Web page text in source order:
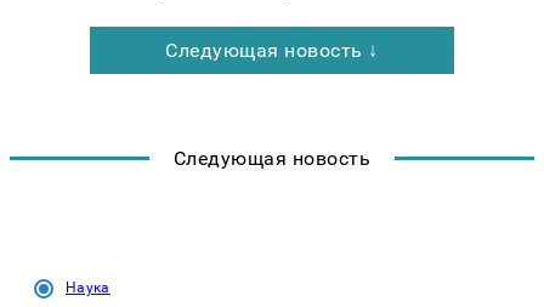
Следующая новость ↓
Следующая новость
Наука